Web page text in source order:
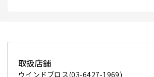
取扱店舗
ウインドブロス(03-6427-1969)